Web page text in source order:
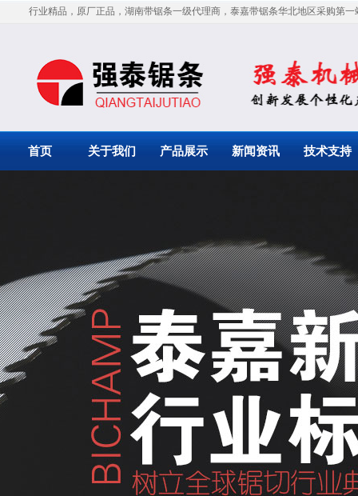
行业精品，原厂正品，湖南带锯条一级代理商，泰嘉带锯条华北地区采购第一
首页 关于我们 产品展示 新闻资讯 技术支持